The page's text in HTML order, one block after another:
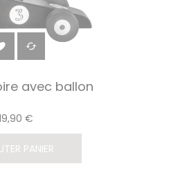

avec ballon
€
PANIER